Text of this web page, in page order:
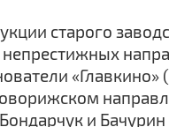
старого
«Главкино»
и